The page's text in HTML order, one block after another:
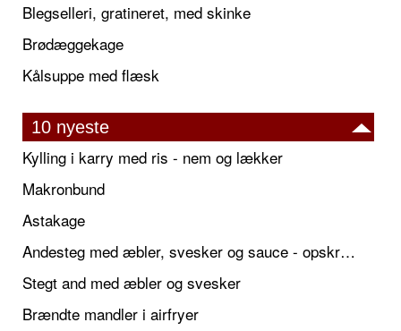
Blegselleri, gratineret, med skinke
Brødæggekage
Kålsuppe med flæsk
10 nyeste
Kylling i karry med ris - nem og lækker
Makronbund
Astakage
Andesteg med æbler, svesker og sauce - opskrift også til jul
Stegt and med æbler og svesker
Brændte mandler i airfryer